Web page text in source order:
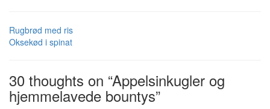
Rugbrød med ris
Oksekød i spinat
30 thoughts on “Appelsinkugler og
hjemmelavede bountys”